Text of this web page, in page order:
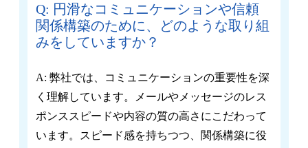
Q: 円滑なコミュニケーションや信頼
関係構築のために、どのような取り組
みをしていますか？
A: 弊社では、コミュニケーションの重要性を深
く理解しています。メールやメッセージのレス
ポンススピードや内容の質の高さにこだわって
います。スピード感を持ちつつ、関係構築に役